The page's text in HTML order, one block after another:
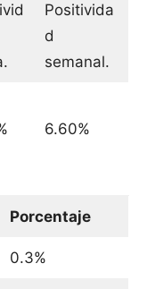
Positivida
d
semanal.
6.60%
Porcentaje
0.3%